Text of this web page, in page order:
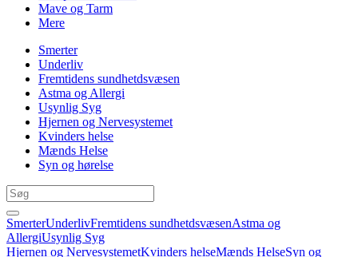
Mave og Tarm
Mere
Smerter
Underliv
Fremtidens sundhetdsvæsen
Astma og Allergi
Usynlig Syg
Hjernen og Nervesystemet
Kvinders helse
Mænds Helse
Syn og hørelse
SmerterUnderlivFremtidens sundhetdsvæsenAstma og
AllergiUsynlig Syg
Hjernen og NervesystemetKvinders helseMænds HelseSyn og